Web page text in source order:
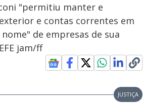
"permitiu manter e
e contas correntes em
de empresas de sua
jam/ff
JUSTIÇA